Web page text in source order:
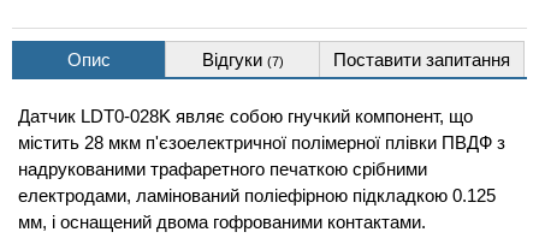
Опис Відгуки (7) Поставити запитання
Датчик LDT0-028K являє собою гнучкий компонент, що
містить 28 мкм п'єзоелектричної полімерної плівки ПВДФ з
надрукованими трафаретного печаткою срібними
електродами, ламінований поліефірною підкладкою 0.125
мм, і оснащений двома гофрованими контактами.